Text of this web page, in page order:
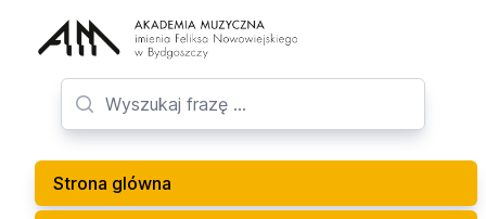
Strona glówna